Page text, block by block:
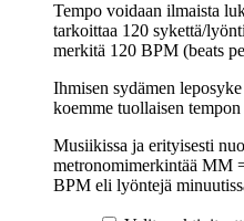
Tempo voidaan ilmaista
tarkoittaa 120 sykettä/
merkitä 120 BPM (beats
Ihmisen sydämen
koemme tuollaisen
Musiikissa ja erityisesti
metronomimerkintää MM
BPM eli lyöntejä